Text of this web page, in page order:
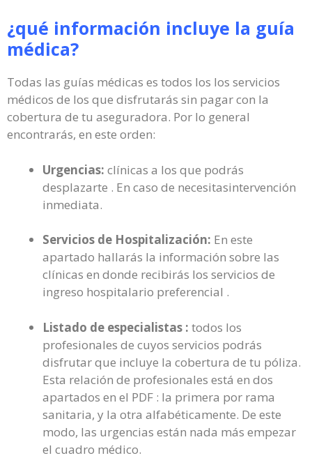
¿qué información incluye la guía
médica?
Todas las guías médicas es todos los los servicios
médicos de los que disfrutarás sin pagar con la
cobertura de tu aseguradora. Por lo general
encontrarás, en este orden:
Urgencias: clínicas a los que podrás
desplazarte . En caso de necesitasintervención
inmediata.
Servicios de Hospitalización: En este
apartado hallarás la información sobre las
clínicas en donde recibirás los servicios de
ingreso hospitalario preferencial .
Listado de especialistas : todos los
profesionales de cuyos servicios podrás
disfrutar que incluye la cobertura de tu póliza.
Esta relación de profesionales está en dos
apartados en el PDF : la primera por rama
sanitaria, y la otra alfabéticamente. De este
modo, las urgencias están nada más empezar
el cuadro médico.